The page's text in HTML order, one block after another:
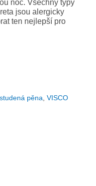
noc. Všechny typy
jsou alergicky
ten nejlepší pro
pěna VISCO